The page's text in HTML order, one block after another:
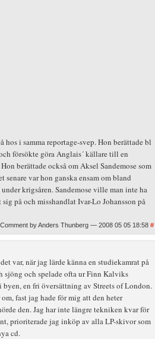
i samma reportage-svep. Hon berättade bl
försökte göra Anglais´ källare till en
berättade också om Aksel Sandemose som
var hon ganska ensam om bland
krigsåren. Sandemose ville man inte ha
på och misshandlat Ivar-Lo Johansson på
Comment by Anders Thunberg — 2008 05 05 18:58 #
var, när jag lärde känna en studiekamrat på
sjöng och spelade ofta ur Finn Kalviks
en fri översättning av Streets of London.
fast jag hade för mig att den heter
den. Jag har inte längre tekniken kvar för
prioriterade jag inköp av alla LP-skivor som
cd.